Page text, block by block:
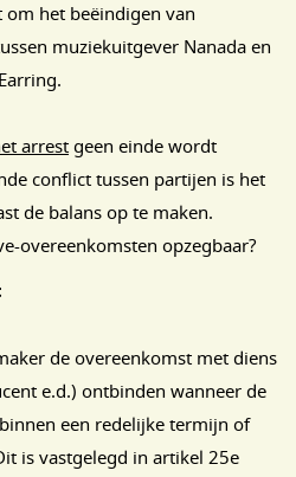
om het beëindigen van
muziekuitgever Nanada en
arrest geen einde wordt
conflict tussen partijen is het
de balans op te maken.
overeenkomsten opzegbaar?
de overeenkomst met diens
e.d.) ontbinden wanneer de
een redelijke termijn of
is vastgelegd in artikel 25e